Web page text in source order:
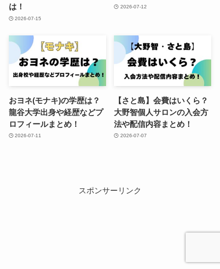
は！
2026-07-15
2026-07-12
おヨネ(モナキ)の学歴は？
龍谷大学出身や経歴などプ
ロフィールまとめ！
2026-07-11
【さと島】会費はいくら？
大野智個人サロンの入会方
法や配信内容まとめ！
2026-07-07
スポンサーリンク